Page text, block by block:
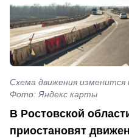
Схема движения изменится
Фото: Яндекс карты
В Ростовской
приостановят